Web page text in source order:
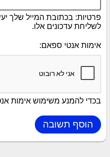
פרטיות: בכתובת המייל שלך
לשליחת עדכונים אלו.
אימות אנטי ספאם:
בכדי להמנע משימוש אימות